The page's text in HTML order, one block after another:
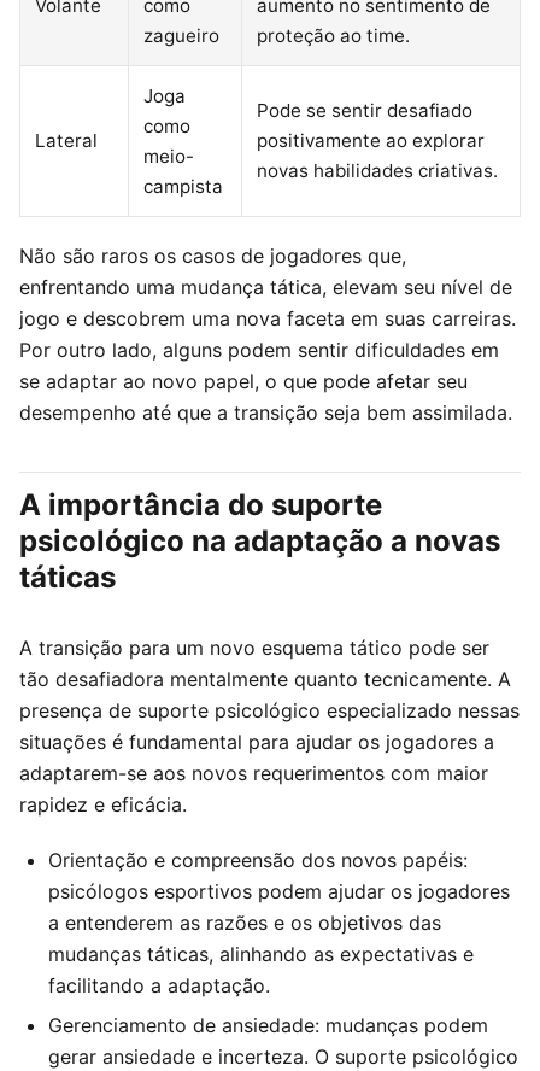
Volante
como
zagueiro
aumento no sentimento de
proteção ao time.
Lateral
Joga
como
meio-
campista
Pode se sentir desafiado
positivamente ao explorar
novas habilidades criativas.
Não são raros os casos de jogadores que,
enfrentando uma mudança tática, elevam seu nível de
jogo e descobrem uma nova faceta em suas carreiras.
Por outro lado, alguns podem sentir dificuldades em
se adaptar ao novo papel, o que pode afetar seu
desempenho até que a transição seja bem assimilada.
A importância do suporte
psicológico na adaptação a novas
táticas
A transição para um novo esquema tático pode ser
tão desafiadora mentalmente quanto tecnicamente. A
presença de suporte psicológico especializado nessas
situações é fundamental para ajudar os jogadores a
adaptarem-se aos novos requerimentos com maior
rapidez e eficácia.
Orientação e compreensão dos novos papéis:
psicólogos esportivos podem ajudar os jogadores
a entenderem as razões e os objetivos das
mudanças táticas, alinhando as expectativas e
facilitando a adaptação.
Gerenciamento de ansiedade: mudanças podem
gerar ansiedade e incerteza. O suporte psicológico